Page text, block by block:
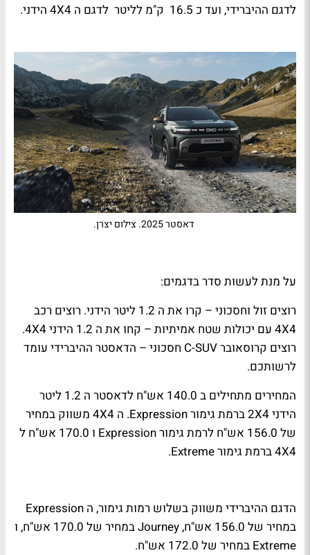
לדגם ההיברידי, ועד כ 16.5
ק"מ לליטר לדגם ה 4 X4 הידני.
דאסטר 2025. צילום יצרן.
על מנת לעשות סדר בדגמים:
רוצים זול וחסכוני – קרו את ה 1.2 ליטר הידני. רוצים רכב
4
X4 עם יכולות שטח אמיתיות – קחו את ה 1.2 הידני 4 X
4.
רוצים קרוסאוברC-SUV חסכוני – הדאסטר ההיברידי עומד
לרשותכם.
המחירים מתחילים ב 140.0 אש"ח לדאסטר ה 1.2 ליטר
הידני 4 X2 ברמת גימור Expression. ה 4 X 4 משווק במחיר
של 156.0 אש"ח לרמת גימור
Expression
ו 170.0 אש"ח ל
4
X4 ברמת גימור Extreme
.
הדגם ההיברידי משווק בשלוש רמות גימור, ה Expression
במחיר של 156.0 אש"ח,
Journeyבמחיר של 170.0 אש"ח, ו
Extreme במחיר של 172.0 אש"ח.